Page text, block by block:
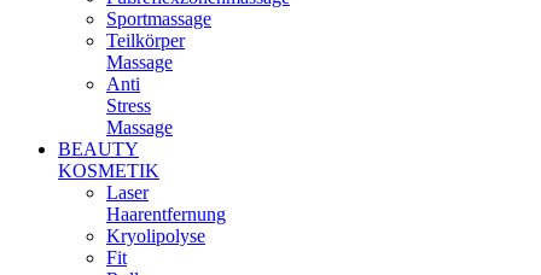
Sportmassage
Teilkörper
Massage
Anti
Stress
Massage
BEAUTY
KOSMETIK
Laser
Haarentfernung
Kryolipolyse
Fit